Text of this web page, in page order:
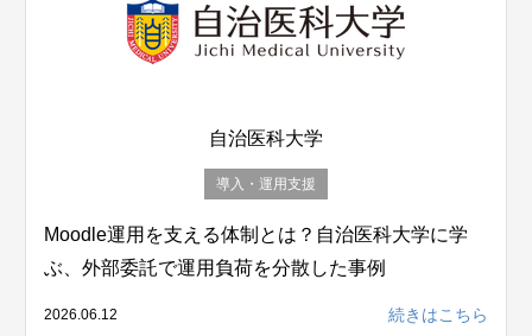
自治医科大学
導入・運用支援
Moodle運用を支える体制とは？自治医科大学に学
ぶ、外部委託で運用負荷を分散した事例
2026.06.12 続きはこちら